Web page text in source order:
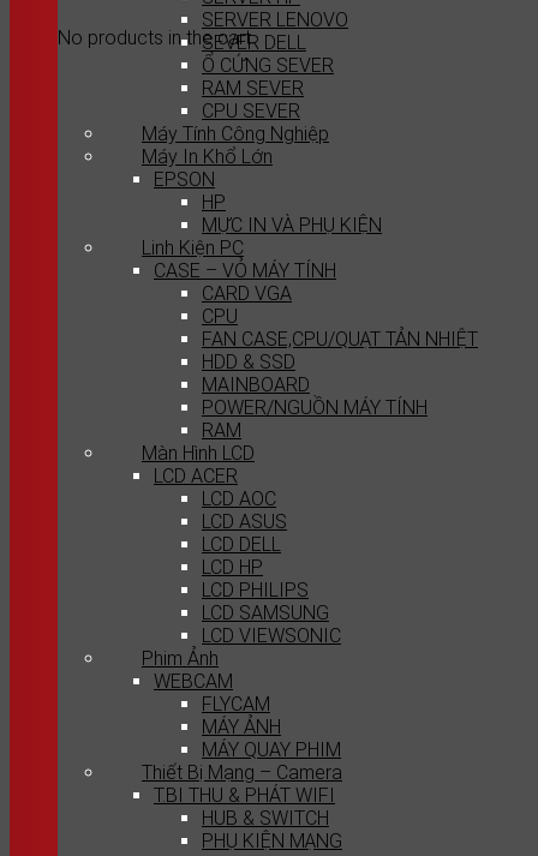
No products in the cart.
SERVER LENOVO
SEVER DELL
Ổ CỨNG SEVER
RAM SEVER
CPU SEVER
Máy Tính Công Nghiệp
Máy In Khổ Lớn
EPSON
HP
MỰC IN VÀ PHỤ KIỆN
Linh Kiện PC
CASE – VỎ MÁY TÍNH
CARD VGA
CPU
FAN CASE,CPU/QUẠT TẢN NHIỆT
HDD & SSD
MAINBOARD
POWER/NGUỒN MÁY TÍNH
RAM
Màn Hình LCD
LCD ACER
LCD AOC
LCD ASUS
LCD DELL
LCD HP
LCD PHILIPS
LCD SAMSUNG
LCD VIEWSONIC
Phim Ảnh
WEBCAM
FLYCAM
MÁY ẢNH
MÁY QUAY PHIM
Thiết Bị Mạng – Camera
T.BI THU & PHÁT WIFI
HUB & SWITCH
PHỤ KIỆN MẠNG